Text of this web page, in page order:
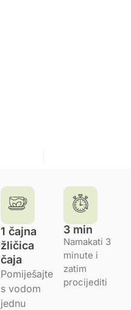
1 čajna
žličica
čaja
Pomiješajte
s vodom
jednu
3 min
Namakati 3
minute i
zatim
procijediti